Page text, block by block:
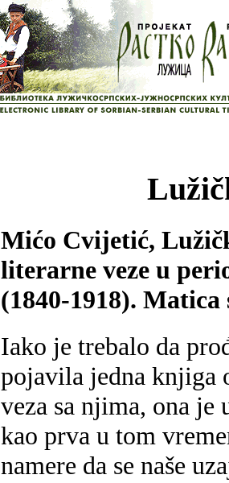
Mićo Cvijetić,
literarne veze u
(1840-1918). Matica
Iako je trebalo da
pojavila jedna knjiga
veza sa njima, ona je
kao prva u tom
namere da se naše